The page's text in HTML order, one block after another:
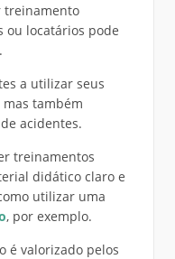
treinamento
ou locatários pode
a utilizar seus
também
acidentes.
treinamentos
didático claro e
utilizar uma
, por exemplo.
é valorizado pelos